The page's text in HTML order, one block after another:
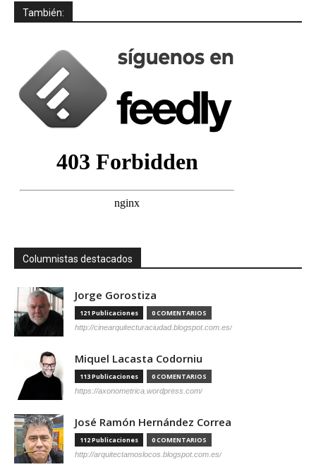
También:
Columnistas destacados
Jorge Gorostiza
121 Publicaciones 0 COMENTARIOS
http://cinearquitecturaciudad.blogspot.com.es/
Miquel Lacasta Codorniu
113 Publicaciones 0 COMENTARIOS
https://axonometrica.wordpress.com/
José Ramón Hernández Correa
112 Publicaciones 0 COMENTARIOS
http://arquitectamoslocos.blogspot.com.es/